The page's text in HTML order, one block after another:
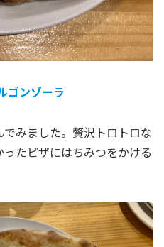
ゴンゾーラ
みました。贅沢トロトロな
たピザにはちみつをかける